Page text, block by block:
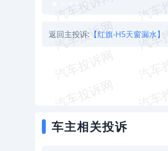
返回主投诉: 【红旗-H5天窗漏水】
车主相关投诉